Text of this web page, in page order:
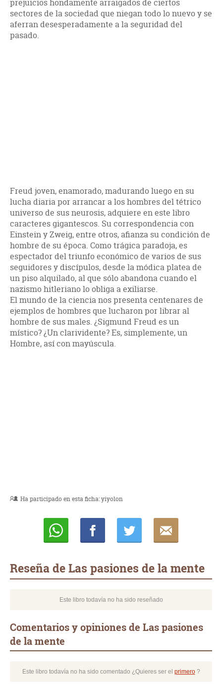
prejuicios hondamente arraigados de ciertos
sectores de la sociedad que niegan todo lo nuevo y se
aferran desesperadamente a la seguridad del
pasado.
Freud joven, enamorado, madurando luego en su
lucha diaria por arrancar a los hombres del tétrico
universo de sus neurosis, adquiere en este libro
caracteres gigantescos. Su correspondencia con
Einstein y Zweig, entre otros, afianza su condición de
hombre de su época. Como trágica paradoja, es
espectador del triunfo económico de varios de sus
seguidores y discípulos, desde la módica platea de
un piso alquilado, al que sólo abandona cuando el
nazismo hitleriano lo obliga a exiliarse.
El mundo de la ciencia nos presenta centenares de
ejemplos de hombres que lucharon por librar al
hombre de sus males. ¿Sigmund Freud es un
místico? ¿Un clarividente? Es, simplemente, un
Hombre, así con mayúscula.
Ha participado en esta ficha:yiyolon
Reseña de Las pasiones de la mente
Este libro todavía no ha sido reseñado
Comentarios y opiniones de Las pasiones
de la mente
Este libro todavía no ha sido comentado ¿Quieres ser el primero?